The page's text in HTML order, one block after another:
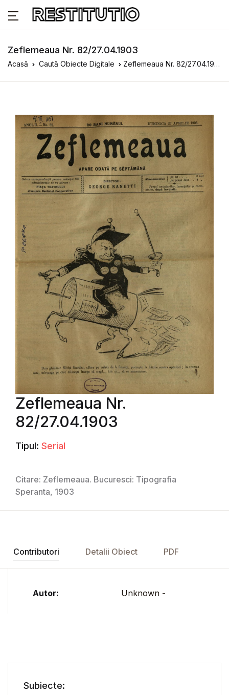
Zeflemeaua Nr. 82/27.04.1903
Acasă Caută Obiecte Digitale Zeflemeaua Nr. 82/27.04.1903
Zeflemeaua Nr.
82/27.04.1903
Tipul: Serial
Citare: Zeflemeaua. Bucuresci: Tipografia
Speranta, 1903
Contributori Detalii Obiect PDF
Autor: Unknown -
Subiecte: